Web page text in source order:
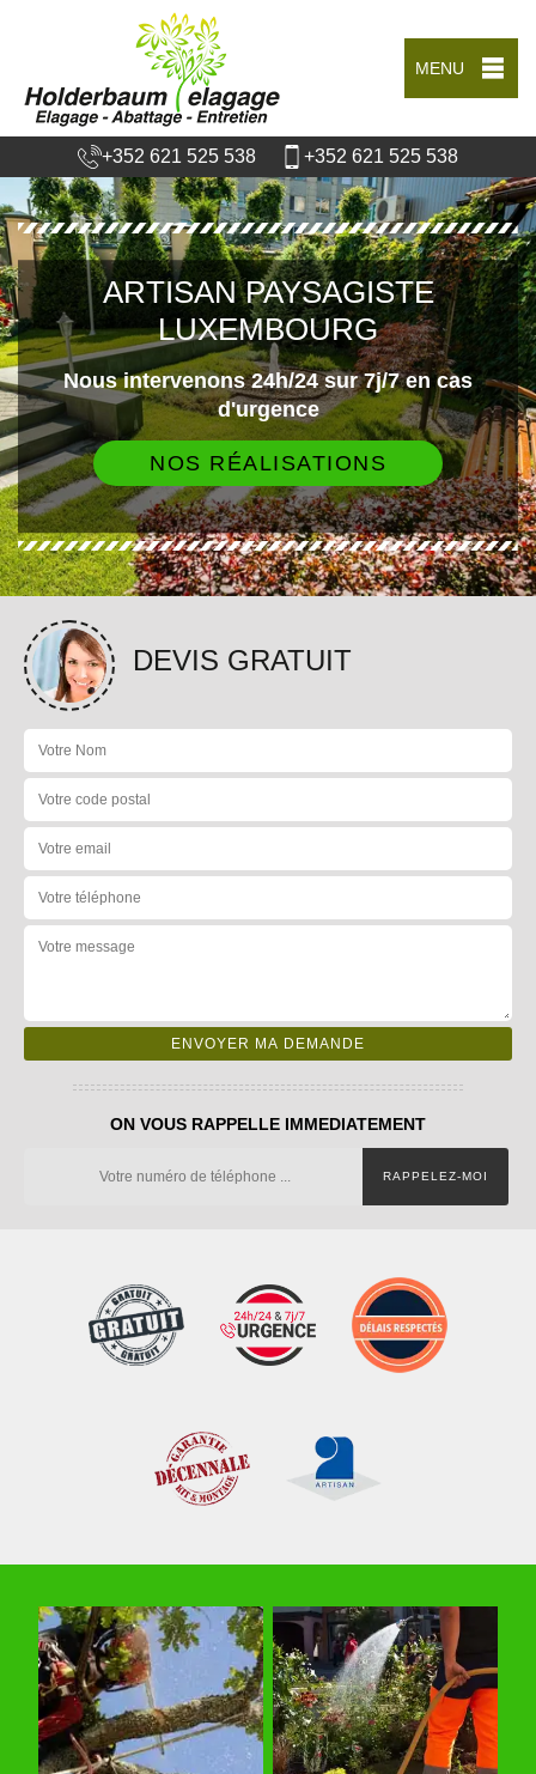
MENU
+352 621 525 538 +352 621 525 538
ARTISAN PAYSAGISTE
LUXEMBOURG
Nous intervenons 24h/24 sur 7j/7 en cas
d'urgence
NOS RÉALISATIONS
DEVIS GRATUIT
ON VOUS RAPPELLE IMMEDIATEMENT